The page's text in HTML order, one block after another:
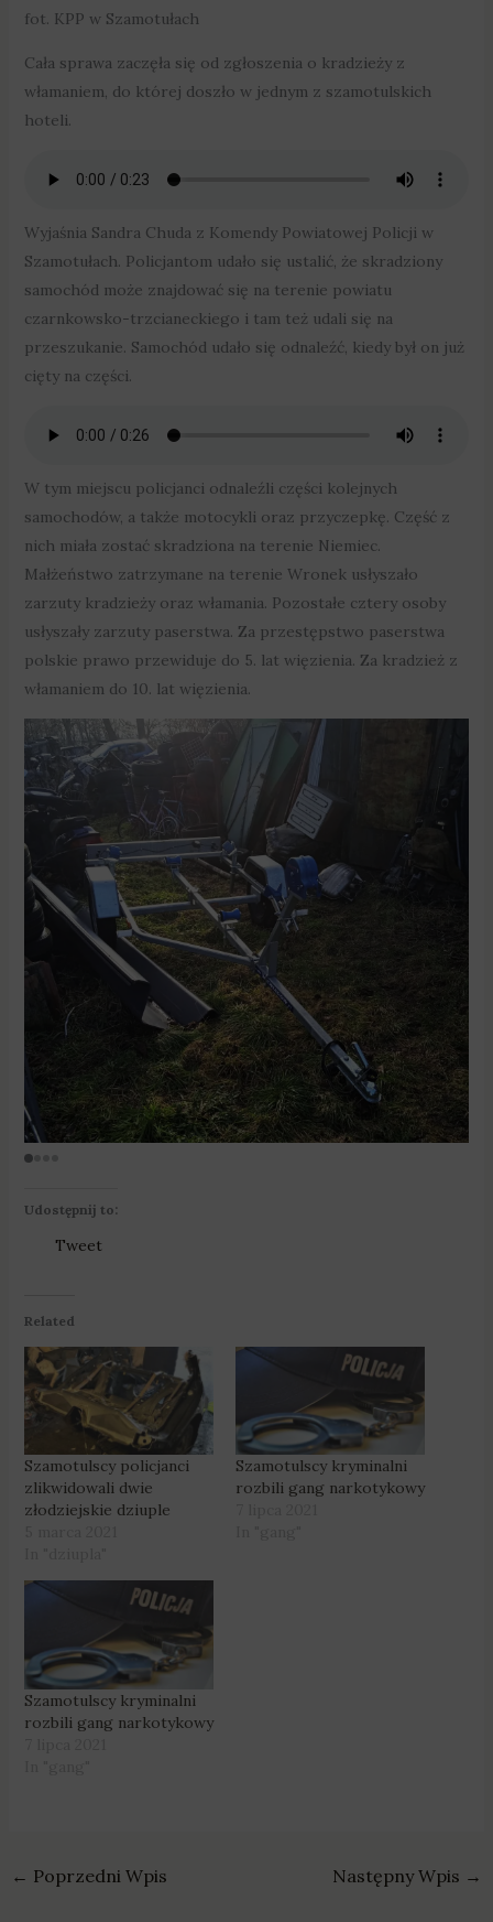
fot. KPP w Szamotułach
Cała sprawa zaczęła się od zgłoszenia o kradzieży z
włamaniem, do której doszło w jednym z szamotulskich
hoteli.
Wyjaśnia Sandra Chuda z Komendy Powiatowej Policji w
Szamotułach. Policjantom udało się ustalić, że skradziony
samochód może znajdować się na terenie powiatu
czarnkowsko-trzcianeckiego i tam też udali się na
przeszukanie. Samochód udało się odnaleźć, kiedy był on już
cięty na części.
W tym miejscu policjanci odnaleźli części kolejnych
samochodów, a także motocykli oraz przyczepkę. Część z
nich miała zostać skradziona na terenie Niemiec.
Małżeństwo zatrzymane na terenie Wronek usłyszało
zarzuty kradzieży oraz włamania. Pozostałe cztery osoby
usłyszały zarzuty paserstwa. Za przestępstwo paserstwa
polskie prawo przewiduje do 5. lat więzienia. Za kradzież z
włamaniem do 10. lat więzienia.
Udostępnij to:
Tweet
Related
Szamotulscy policjanci
zlikwidowali dwie
złodziejskie dziuple
Szamotulscy kryminalni
rozbili gang narkotykowy
Szamotulscy kryminalni
rozbili gang narkotykowy
← Poprzedni Wpis Następny Wpis →